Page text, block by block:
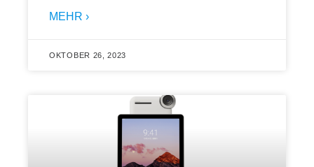
MEHR ›
OKTOBER 26, 2023